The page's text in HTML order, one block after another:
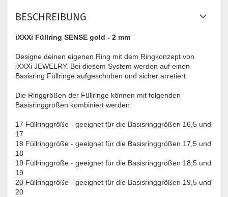
BESCHREIBUNG
iXXXi Füllring SENSE gold - 2 mm
Designe deinen eigenen Ring mit dem Ringkonzept von
iXXXi JEWELRY. Bei diesem System werden auf einen
Basisring Füllringe aufgeschoben und sicher arretiert.
Die Ringgrößen der Füllringe können mit folgenden
Basisringgrößen kombiniert werden:
17 Füllringgröße - geeignet für die Basisringgrößen 16,5 und
17
18 Füllringgröße - geeignet für die Basisringgrößen 17,5 und
18
19 Füllringgröße - geeignet für die Basisringgrößen 18,5 und
19
20 Füllringgröße - geeignet für die Basisringgrößen 19,5 und
20